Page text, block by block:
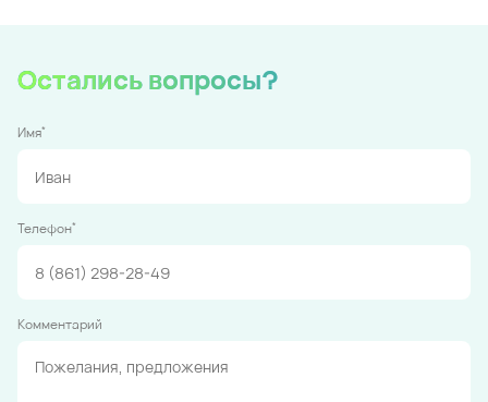
Остались вопросы?
Имя*
Телефон*
Комментарий